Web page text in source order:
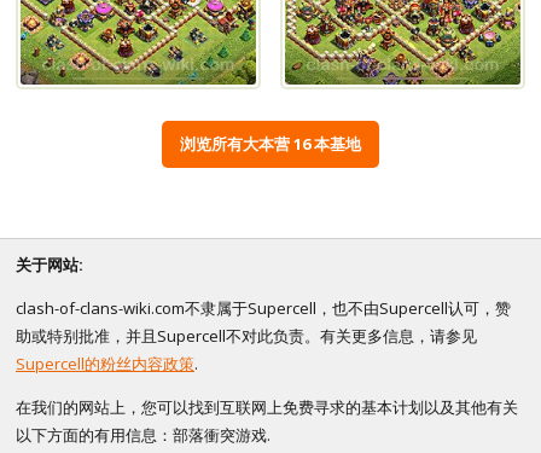
浏览所有大本营 16 本基地
关于网站:
clash-of-clans-wiki.com不隶属于Supercell，也不由Supercell认可，赞
助或特别批准，并且Supercell不对此负责。有关更多信息，请参见
Supercell的粉丝内容政策.
在我们的网站上，您可以找到互联网上免费寻求的基本计划以及其他有关
以下方面的有用信息：部落衝突游戏.